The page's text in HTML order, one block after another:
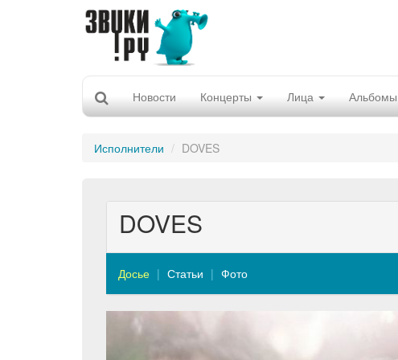
Новости Концерты Лица Альбомы
Исполнители DOVES
DOVES
Досье Статьи Фото